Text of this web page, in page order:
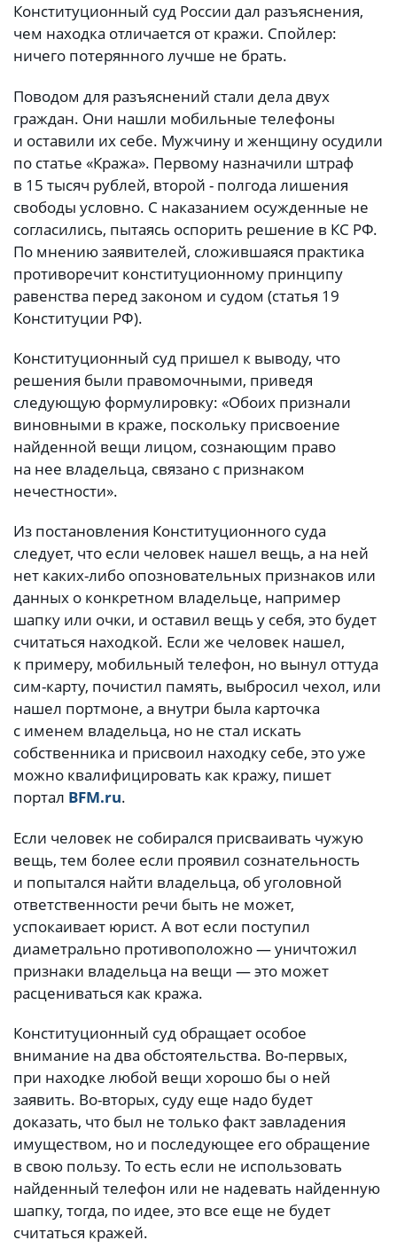
Конституционный суд России дал разъяснения,
чем находка отличается от кражи. Спойлер:
ничего потерянного лучше не брать.
Поводом для разъяснений стали дела двух
граждан. Они нашли мобильные телефоны
и оставили их себе. Мужчину и женщину осудили
по статье «Кража». Первому назначили штраф
в 15 тысяч рублей, второй - полгода лишения
свободы условно. С наказанием осужденные не
согласились, пытаясь оспорить решение в КС РФ.
По мнению заявителей, сложившаяся практика
противоречит конституционному принципу
равенства перед законом и судом (статья 19
Конституции РФ).
Конституционный суд пришел к выводу, что
решения были правомочными, приведя
следующую формулировку: «Обоих признали
виновными в краже, поскольку присвоение
найденной вещи лицом, сознающим право
на нее владельца, связано с признаком
нечестности».
Из постановления Конституционного суда
следует, что если человек нашел вещь, а на ней
нет каких-либо опозновательных признаков или
данных о конкретном владельце, например
шапку или очки, и оставил вещь у себя, это будет
считаться находкой. Если же человек нашел,
к примеру, мобильный телефон, но вынул оттуда
сим-карту, почистил память, выбросил чехол, или
нашел портмоне, а внутри была карточка
с именем владельца, но не стал искать
собственника и присвоил находку себе, это уже
можно квалифицировать как кражу, пишет
портал BFM.ru.
Если человек не собирался присваивать чужую
вещь, тем более если проявил сознательность
и попытался найти владельца, об уголовной
ответственности речи быть не может,
успокаивает юрист. А вот если поступил
диаметрально противоположно — уничтожил
признаки владельца на вещи — это может
расцениваться как кража.
Конституционный суд обращает особое
внимание на два обстоятельства. Во-первых,
при находке любой вещи хорошо бы о ней
заявить. Во-вторых, суду еще надо будет
доказать, что был не только факт завладения
имуществом, но и последующее его обращение
в свою пользу. То есть если не использовать
найденный телефон или не надевать найденную
шапку, тогда, по идее, это все еще не будет
считаться кражей.